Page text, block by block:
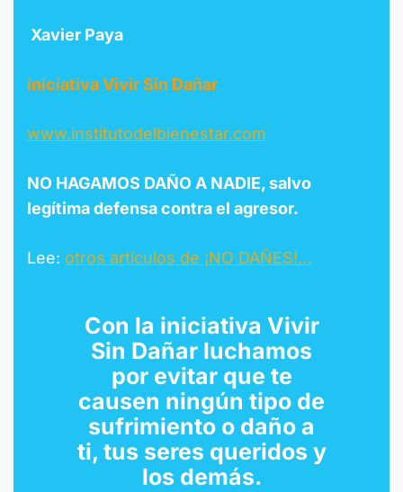
Xavier Paya
iniciativa Vivir Sin Dañar
www.institutodelbienestar.com
NO HAGAMOS DAÑO A NADIE, salvo
legítima defensa contra el agresor.
Lee: otros artículos de ¡NO DAÑES!…
Con la iniciativa Vivir
Sin Dañar luchamos
por evitar que te
causen ningún tipo de
sufrimiento o daño a
ti, tus seres queridos y
los demás.